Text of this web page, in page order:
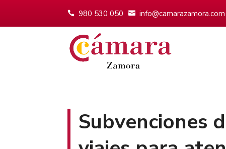
980 530 050 info@camarazamora.com
Subvenciones